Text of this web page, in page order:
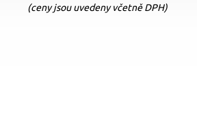
(ceny jsou uvedeny včetně DPH)